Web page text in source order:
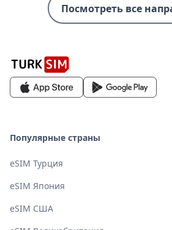
Посмотреть все
Популярные страны
eSIM Турция
eSIM Япония
eSIM США